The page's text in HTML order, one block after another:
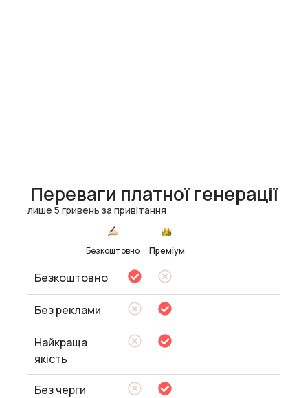
Переваги платної генерації
лише 5 гривень за привітання
Безкоштовно Преміум
Безкоштовно
Без реклами
Найкраща
якість
Без черги